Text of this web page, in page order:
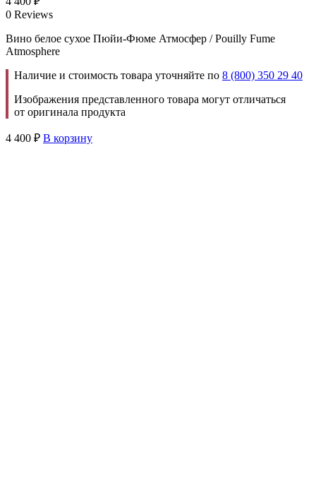
0 Reviews
Вино белое сухое Пюйи-Фюме Атмосфер / Pouilly Fume
Atmosphere
Наличие и стоимость товара уточняйте по 8 (800) 350 29 40
Изображения представленного товара могут отличаться
от оригинала продукта
4 400 ₽ В корзину